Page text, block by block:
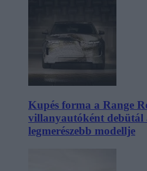
Kupés forma a Range
villanyautóként debütál
legmerészebb modellje